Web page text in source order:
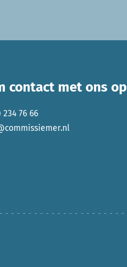
contact met ons op
234 76 66